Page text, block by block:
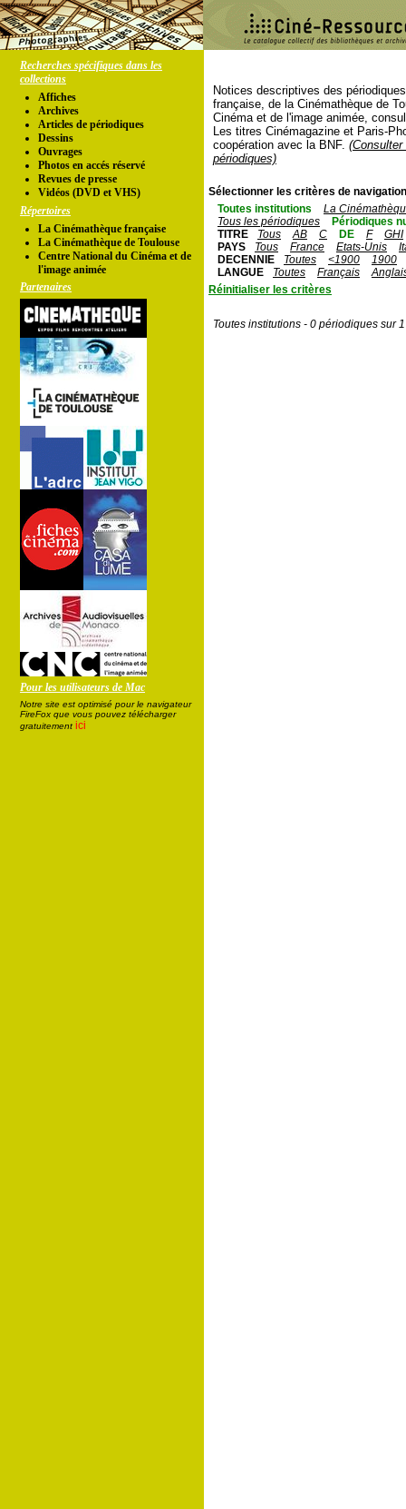
Recherches spécifiques dans les
collections
Affiches
Archives
Articles de périodiques
Dessins
Ouvrages
Photos en accés réservé
Revues de presse
Vidéos (DVD et VHS)
Répertoires
La Cinémathèque française
La Cinémathèque de Toulouse
Centre National du Cinéma et de
l'image animée
Partenaires
Pour les utilisateurs de Mac
Notre site est optimisé pour le navigateur
FireFox que vous pouvez télécharger
gratuitement ici
Notices descriptives des
française, de la Cinémathèque de
Cinéma et de l'image animée,
Les titres Cinémagazine et Paris-
coopération avec la BNF.
périodiques)
Sélectionner les critères de
Toutes institutions
La
Tous les périodiques
Périodiques
TITRE
Tous AB C DE F
GHI
PAYS
Tous France Etats-Unis
DECENNIE
Toutes <1900
1900
LANGUE
Toutes Français
Réinitialiser les critères
Toutes institutions - 0 périodiques sur